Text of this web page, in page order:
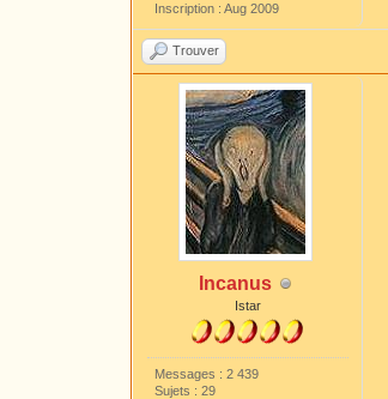
Inscription : Aug 2009
Trouver
Incanus
Istar
Messages : 2 439
Sujets : 29